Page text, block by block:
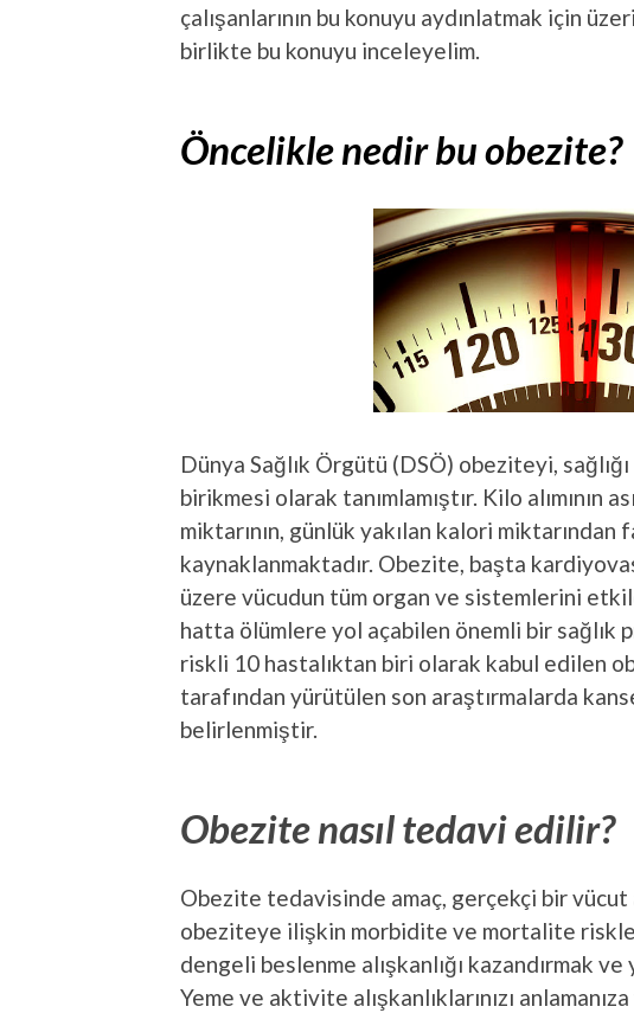
çalışanlarının bu konuyu aydınlatmak için
birlikte bu konuyu inceleyelim.
Öncelikle nedir bu obezite?
Dünya Sağlık Örgütü (DSÖ) obeziteyi,
birikmesi olarak tanımlamıştır. Kilo alımının
miktarının, günlük yakılan kalori miktarından
kaynaklanmaktadır. Obezite, başta
üzere vücudun tüm organ ve sistemlerini
hatta ölümlere yol açabilen önemli bir sağlık
riskli 10 hastalıktan biri olarak kabul edilen
tarafından yürütülen son araştırmalarda
belirlenmiştir.
Obezite nasıl tedavi edilir?
Obezite tedavisinde amaç, gerçekçi bir vücut
obeziteye ilişkin morbidite ve mortalite
dengeli beslenme alışkanlığı kazandırmak
Yeme ve aktivite alışkanlıklarınızı